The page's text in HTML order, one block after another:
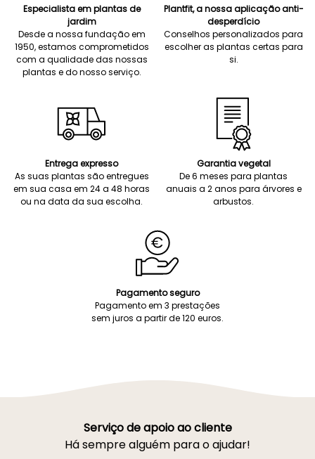
Especialista em plantas de
jardim
Desde a nossa fundação em
1950, estamos comprometidos
com a qualidade das nossas
plantas e do nosso serviço.
Plantfit, a nossa aplicação anti-
desperdício
Conselhos personalizados para
escolher as plantas certas para
si.
Entrega expresso
As suas plantas são entregues
em sua casa em 24 a 48 horas
ou na data da sua escolha.
Garantia vegetal
De 6 meses para plantas
anuais a 2 anos para árvores e
arbustos.
Pagamento seguro
Pagamento em 3 prestações
sem juros a partir de 120 euros.
Serviço de apoio ao cliente
Há sempre alguém para o ajudar!